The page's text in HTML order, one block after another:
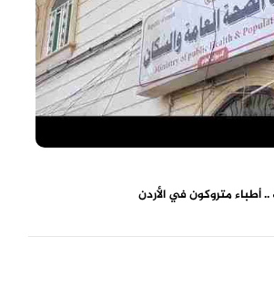
.. أطباء متروكون في الأردن